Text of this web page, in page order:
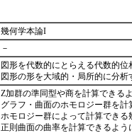
幾何学本論I
－
図形を代数的にとらえる代数的
図形の形を大域的・局所的に分
Z加群の準同型や商を計算できる
グラフ・曲面のホモロジー群を
ホモロジー群によって計算でき
正則曲面の曲率を計算できるよう